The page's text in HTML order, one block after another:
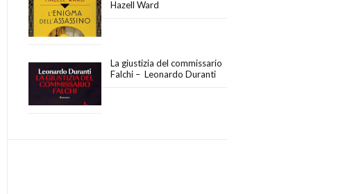
Hazell Ward
La giustizia del commissario
Falchi – Leonardo Duranti